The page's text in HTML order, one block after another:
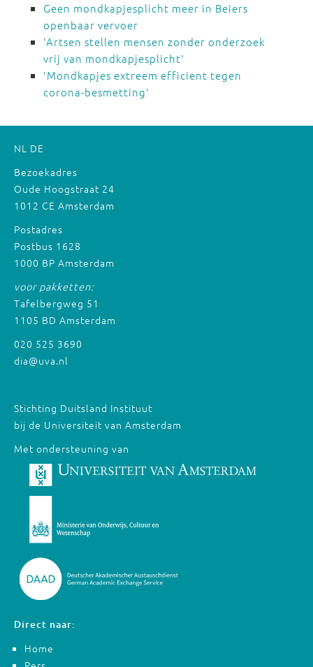
Geen mondkapjesplicht meer in Beiers
openbaar vervoer
'Artsen stellen mensen zonder onderzoek
vrij van mondkapjesplicht'
'Mondkapjes extreem efficient tegen
corona-besmetting'
NL DE
Bezoekadres
Oude Hoogstraat 24
1012 CE Amsterdam
Postadres
Postbus 1628
1000 BP Amsterdam
voor pakketten:
Tafelbergweg 51
1105 BD Amsterdam
020 525 3690
dia@uva.nl
Stichting Duitsland Instituut
bij de Universiteit van Amsterdam
Met ondersteuning van
Direct naar:
Home